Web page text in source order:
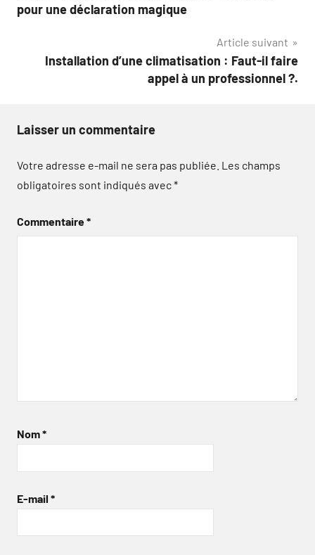
l’article
pour une déclaration magique
Article suivant
Installation d’une climatisation : Faut-il faire
appel à un professionnel ?.
Laisser un commentaire
Votre adresse e-mail ne sera pas publiée. Les champs
obligatoires sont indiqués avec*
Commentaire*
Nom*
E-mail *